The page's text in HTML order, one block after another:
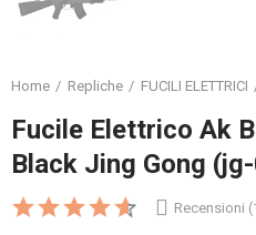
Home Repliche FUCILI ELETTRICI
Fucile Elettrico Ak
Black Jing Gong
Recensioni